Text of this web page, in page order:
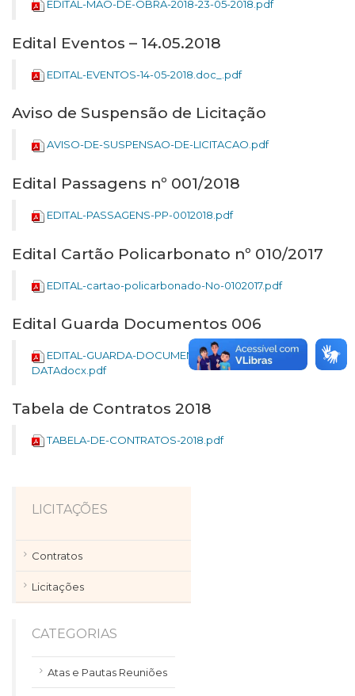
EDITAL-MAO-DE-OBRA-2018-23-05-2018.pdf
Edital Eventos – 14.05.2018
EDITAL-EVENTOS-14-05-2018.doc_.pdf
Aviso de Suspensão de Licitação
AVISO-DE-SUSPENSAO-DE-LICITACAO.pdf
Edital Passagens nº 001/2018
EDITAL-PASSAGENS-PP-0012018.pdf
Edital Cartão Policarbonato nº 010/2017
EDITAL-cartao-policarbonado-No-0102017.pdf
Edital Guarda Documentos 006
EDITAL-GUARDA-DOCUMENTOS-006-NOVA-
DATAdocx.pdf
Tabela de Contratos 2018
TABELA-DE-CONTRATOS-2018.pdf
LICITAÇÕES
Contratos
Licitações
CATEGORIAS
Atas e Pautas Reuniões